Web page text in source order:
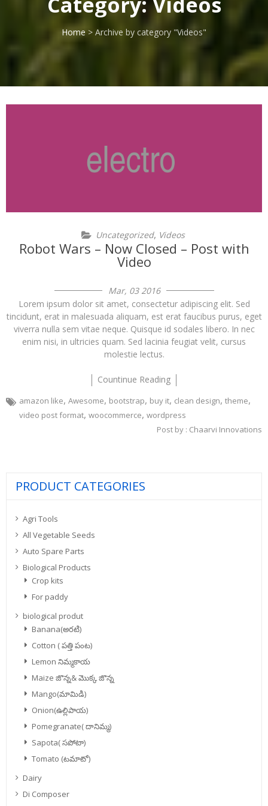
Home> Archive by category "Videos"
Uncategorized, Videos
Robot Wars – Now Closed – Post with
Video
Mar, 03 2016
Lorem ipsum dolor sit amet, consectetur adipiscing elit. Sed
tincidunt, erat in malesuada aliquam, est erat faucibus purus, eget
viverra nulla sem vitae neque. Quisque id sodales libero. In nec
enim nisi, in ultricies quam. Sed lacinia feugiat velit, cursus
molestie lectus.
Countinue Reading
amazon like, Awesome, bootstrap, buy it, clean design, theme,
video post format, woocommerce, wordpress
Post by : Chaarvi Innovations
PRODUCT CATEGORIES
Agri Tools
All Vegetable Seeds
Auto Spare Parts
Biological Products
Crop kits
For paddy
biological produt
Banana(అరటి)
Cotton ( పత్తి పంట)
Lemon నిమ్మకాయ
Maize జొన్న& మొక్క జొన్న
Mango(మామిడి)
Onion(ఉల్లిపాయ)
Pomegranate( దానిమ్మ)
Sapota( సపోటా)
Tomato (టమాటో)
Dairy
Di Composer